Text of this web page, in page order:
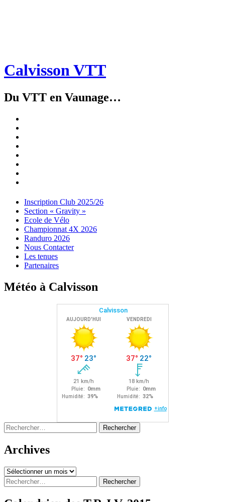
Calvisson VTT
Du VTT en Vaunage…
Menu
Widgets
Recherche
Aller
contenu
Inscription Club 2025/26
Section « Gravity »
Ecole de Vélo
Championnat 4X 2026
Randuro 2026
Nous Contacter
Les tenues
Partenaires
Météo à Calvisson
Rechercher :
Archives
Archives
Rechercher :